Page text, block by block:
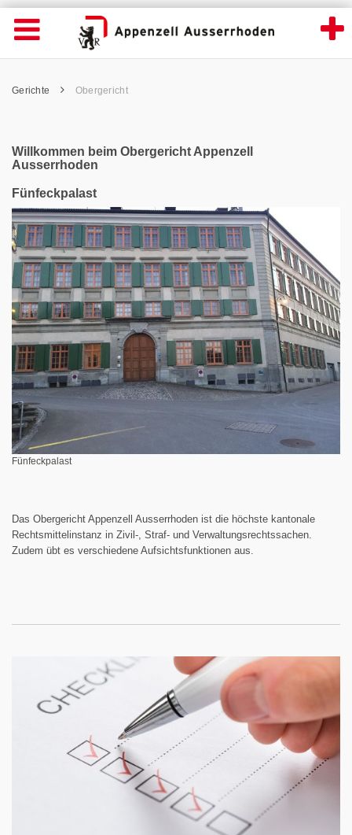
Obergericht - Appenzell Ausserrhoden
Wichtige
Seiten
Home
Inhalt
Navigation öffnen
Inhalt
Pfadnavigation
Gerichte Obergericht
Willkommen beim Obergericht Appenzell
Ausserrhoden
Fünfeckpalast
Fünfeckpalast
Das Obergericht Appenzell Ausserrhoden ist die höchste kantonale
Rechtsmittelinstanz in Zivil-, Straf- und Verwaltungsrechtssachen.
Zudem übt es verschiedene Aufsichtsfunktionen aus.